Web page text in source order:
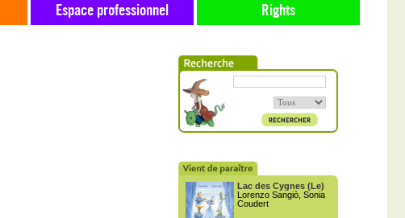
Espace professionnel Rights
Lac des Cygnes (Le)
Lorenzo Sangiò, Sonia
Coudert